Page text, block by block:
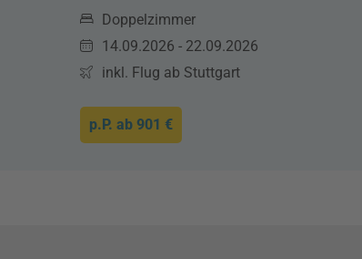
Doppelzimmer
14.09.2026 - 22.09.2026
inkl. Flug ab Stuttgart
p.P. ab 901 €